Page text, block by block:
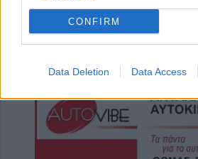
CONFIRM
Data Deletion Data Access
Την Παρασκευή 7 Αυγούστου η
Φαρσάλων – Μεγάλη
Πυροσβεστικής (+Βίντεο)
6 Αυγούστου 2026, 17:36
Δημόσιες Σ.Α.Ε.Κ.: 860